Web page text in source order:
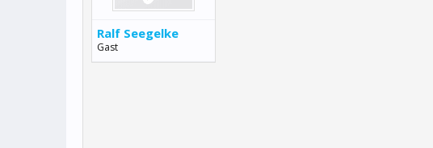
Ralf Seegelke
Gast